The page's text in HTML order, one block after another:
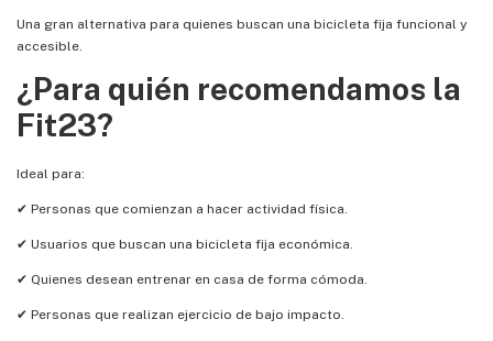
Una gran alternativa para quienes buscan una bicicleta fija funcional y
accesible.
¿Para quién recomendamos la
Fit23?
Ideal para:
✔ Personas que comienzan a hacer actividad física.
✔ Usuarios que buscan una bicicleta fija económica.
✔ Quienes desean entrenar en casa de forma cómoda.
✔ Personas que realizan ejercicio de bajo impacto.